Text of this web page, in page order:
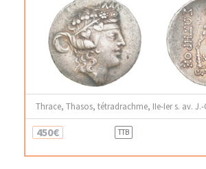
Thrace, Thasos, tétradrachme, IIe-Ier s. av. J.-
450€ TTB